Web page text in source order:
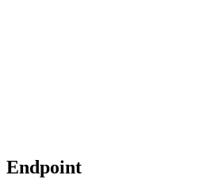
Endpoint